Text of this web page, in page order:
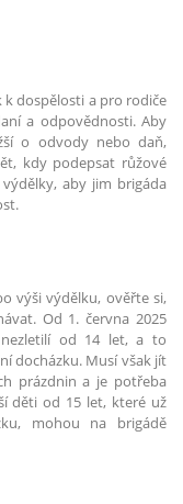
dospělosti a pro rodiče
a odpovědnosti. Aby
o odvody nebo daň,
kdy podepsat růžové
aby jim brigáda
výši výdělku, ověřte si,
Od 1. června 2025
od 14 let, a to
docházku. Musí však jít
prázdnin a je potřeba
děti od 15 let, které už
mohou na brigádě